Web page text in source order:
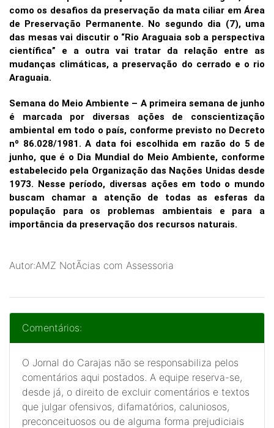
como os desafios da preservação da mata ciliar em Área
de Preservação Permanente. No segundo dia (7), uma
das mesas vai discutir o “Rio Araguaia sob a perspectiva
científica” e a outra vai tratar da relação entre as
mudanças climáticas, a preservação do cerrado e o rio
Araguaia.
Semana do Meio Ambiente – A primeira semana de junho
é marcada por diversas ações de conscientização
ambiental em todo o país, conforme previsto no Decreto
nº 86.028/1981. A data foi escolhida em razão do 5 de
junho, que é o Dia Mundial do Meio Ambiente, conforme
estabelecido pela Organização das Nações Unidas desde
1973. Nesse período, diversas ações em todo o mundo
buscam chamar a atenção de todas as esferas da
população para os problemas ambientais e para a
importância da preservação dos recursos naturais.
Autor:AMZ NotÃ­cias com Assessoria
Comentários:
O Jornal do Carajas não se responsabiliza pelos
comentários aqui postados. A equipe reserva-se,
desde já, o direito de excluir comentários e textos
que julgar ofensivos, difamatórios, caluniosos,
preconceituosos ou de alguma forma prejudiciais